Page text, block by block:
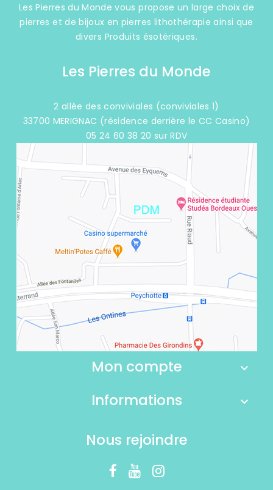
Les Pierres du Monde vous propose un large choix de
pierres et de bijoux en pierres lithothérapie ainsi que
divers Produits ésotériques.
Les Pierres du Monde
2 allée des conviviales (conviviales 1)
33700 MERIGNAC (résidence derrière le CC Casino)
05 24 60 38 20 sur RDV
Mon compte
Informations
Nous rejoindre